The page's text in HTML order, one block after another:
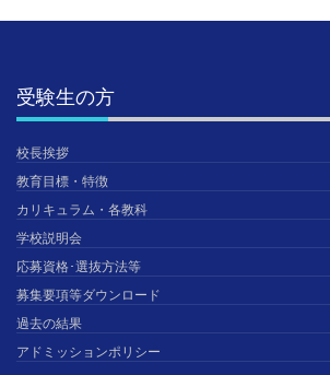
受験生の方
校長挨拶
教育目標・特徴
カリキュラム・各教科
学校説明会
応募資格･選抜方法等
募集要項等ダウンロード
過去の結果
アドミッションポリシー